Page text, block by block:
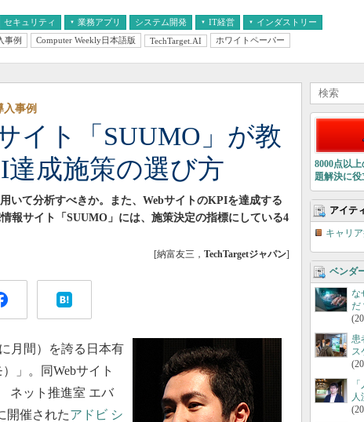
セキュリティ 業務アプリ システム開発 IT経営
経営とIT
インダストリー
医療IT
事例 Computer Weekly日本語版 TechTarget.AI ホワイトペーパー
イト「SUUMO」が教
達成施策の選び方
入事例
いて分析すべきか。また、WebサイトのKPIを達成する
報サイト「SUUMO」には、施策決定の指標にしている4
[納富友三， TechTargetジャパン]
月間）を誇る日本有
」。同Webサイト
ネット推進室 エバ
開催されたアドビ シ
8000点以
題解決に役
アイテ
キャリ
ベンダ
な
だ
患
ス
人